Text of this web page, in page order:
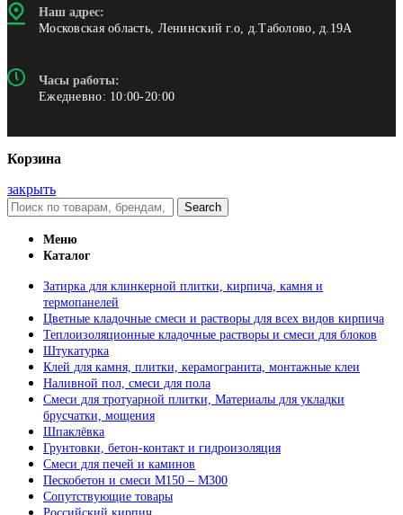
Наш адрес:
Московская область, Ленинский г.о, д.Таболово, д.19А
Часы работы:
Ежедневно: 10:00-20:00
Корзина
закрыть
Search
Меню
Каталог
Затирка для клинкерной плитки, кирпича, камня и
термопанелей
Цветные кладочные смеси и растворы для всех видов кирпича
Теплоизоляционные кладочные растворы и смеси для блоков
Штукатурка
Клей для камня, плитки, керамогранита, монтажные клеи
Наливной пол, смеси для пола
Смеси для тротуарной плитки, Материалы для укладки
брусчатки, мощения
Шпаклёвка
Грунтовки, бетон-контакт и гидроизоляция
Смеси для печей и каминов
Пескобетон и смеси М150 – М300
Сопутствующие товары